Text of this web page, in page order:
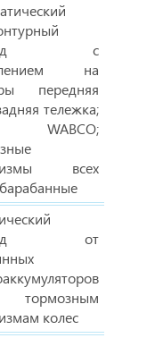
с
на
передняя
тележка;
WABCO;
всех
от
колес